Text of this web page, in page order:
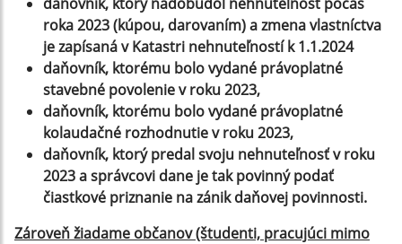
roka 2023 (kúpou, darovaním) a zmena vlastníctva
je zapísaná v Katastri nehnuteľností k 1.1.2024
daňovník, ktorému bolo vydané právoplatné
stavebné povolenie v roku 2023,
daňovník, ktorému bolo vydané právoplatné
kolaudačné rozhodnutie v roku 2023,
daňovník, ktorý predal svoju nehnuteľnosť v roku
2023 a správcovi dane je tak povinný podať
čiastkové priznanie na zánik daňovej povinnosti.
Zároveň žiadame občanov (študenti, pracujúci mimo